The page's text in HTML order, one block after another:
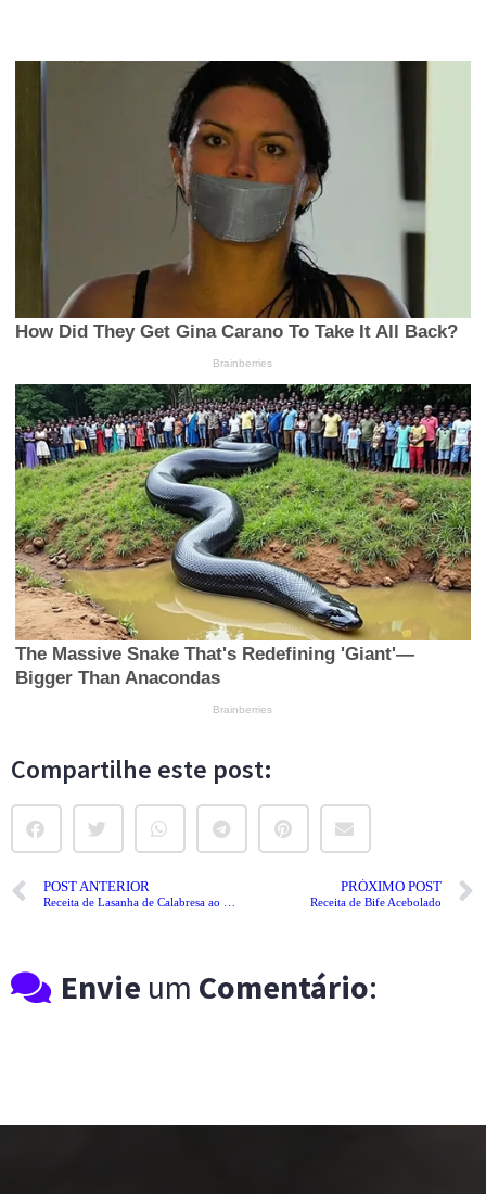
Compartilhe este post:
POST ANTERIOR PRÓXIMO POST
Receita de Bife Acebolado
Envie um Comentário: